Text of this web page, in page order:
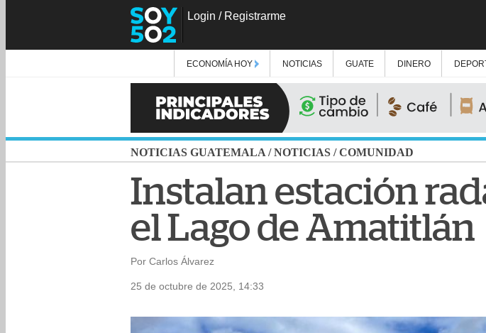
Login / Registrarme
ECONOMÍA HOY NOTICIAS GUATE DINERO
NOTICIAS GUATEMALA /NOTICIAS /COMUNIDAD
Instalan estación
el Lago de Amatitlán
Por Carlos Álvarez
25 de octubre de 2025, 14:33